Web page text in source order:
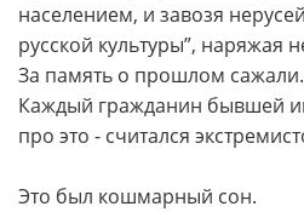
населением, и завозя
русской культуры”, наряжая
За память о прошлом сажали.
Каждый гражданин бывшей
про это - считался
Это был кошмарный сон.